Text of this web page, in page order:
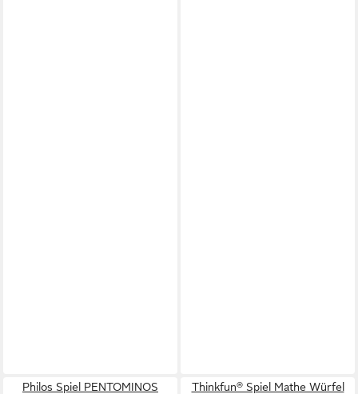
Philos Spiel PENTOMINOS
Thinkfun® Spiel Mathe Würfel